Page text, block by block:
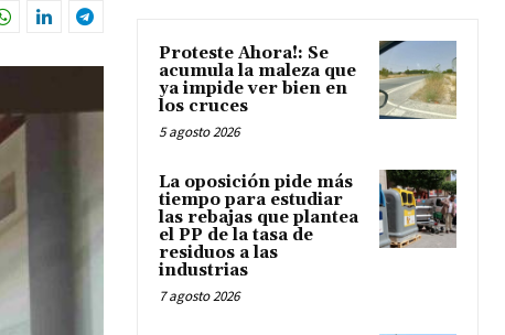
Proteste Ahora!: Se
acumula la maleza que
ya impide ver bien en
los cruces
5 agosto 2026
La oposición pide más
tiempo para estudiar
las rebajas que plantea
el PP de la tasa de
residuos a las
industrias
7 agosto 2026